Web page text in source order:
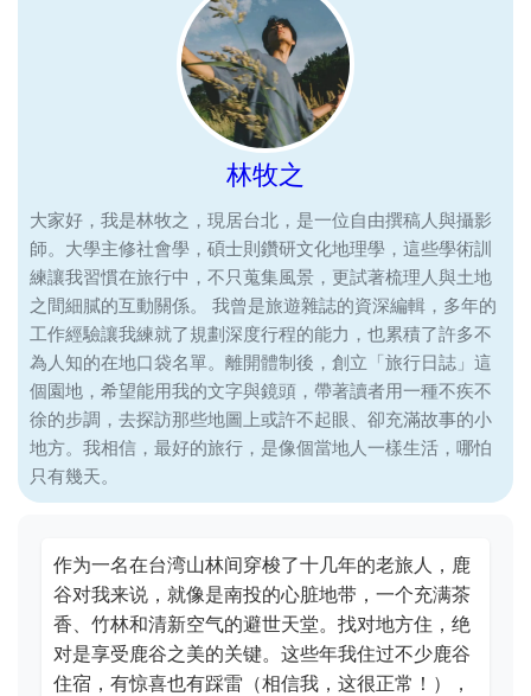
林牧之
大家好，我是林牧之，現居台北，是一位自由撰稿人與攝影
師。大學主修社會學，碩士則鑽研文化地理學，這些學術訓
練讓我習慣在旅行中，不只蒐集風景，更試著梳理人與土地
之間細膩的互動關係。 我曾是旅遊雜誌的資深編輯，多年的
工作經驗讓我練就了規劃深度行程的能力，也累積了許多不
為人知的在地口袋名單。離開體制後，創立「旅行日誌」這
個園地，希望能用我的文字與鏡頭，帶著讀者用一種不疾不
徐的步調，去探訪那些地圖上或許不起眼、卻充滿故事的小
地方。我相信，最好的旅行，是像個當地人一樣生活，哪怕
只有幾天。
作为一名在台湾山林间穿梭了十几年的老旅人，鹿
谷对我来说，就像是南投的心脏地带，一个充满茶
香、竹林和清新空气的避世天堂。找对地方住，绝
对是享受鹿谷之美的关键。这些年我住过不少鹿谷
住宿，有惊喜也有踩雷（相信我，这很正常！），